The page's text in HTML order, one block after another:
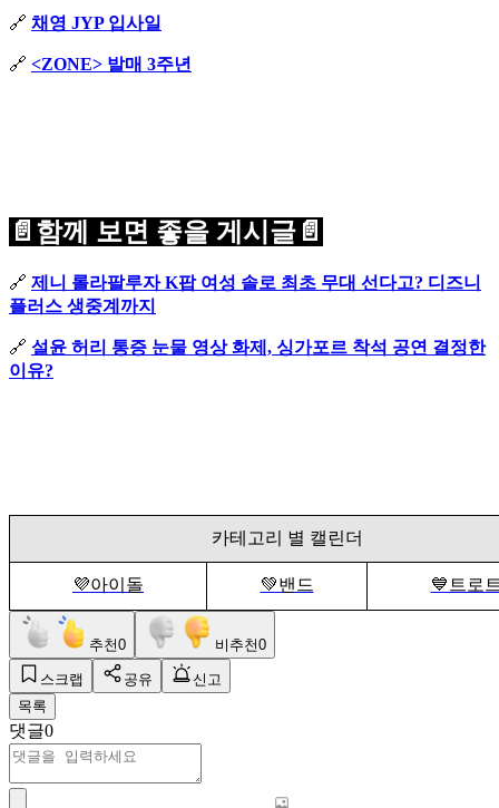
🔗 채영 JYP 입사일
🔗 <ZONE> 발매 3주년
📄함께 보면 좋을 게시글📄
🔗 제니 롤라팔루자 K팝 여성 솔로 최초 무대 선다고? 디즈니
플러스 생중계까지
🔗 설윤 허리 통증 눈물 영상 화제, 싱가포르 착석 공연 결정한
이유?
카테고리 별 캘린더
💜아이돌 💚밴드 💙트로
추천0 비추천0
스크랩 공유
신고
목록
댓글0